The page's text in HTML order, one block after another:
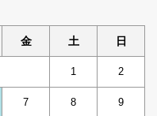
金 土 日
1 2
7 8 9